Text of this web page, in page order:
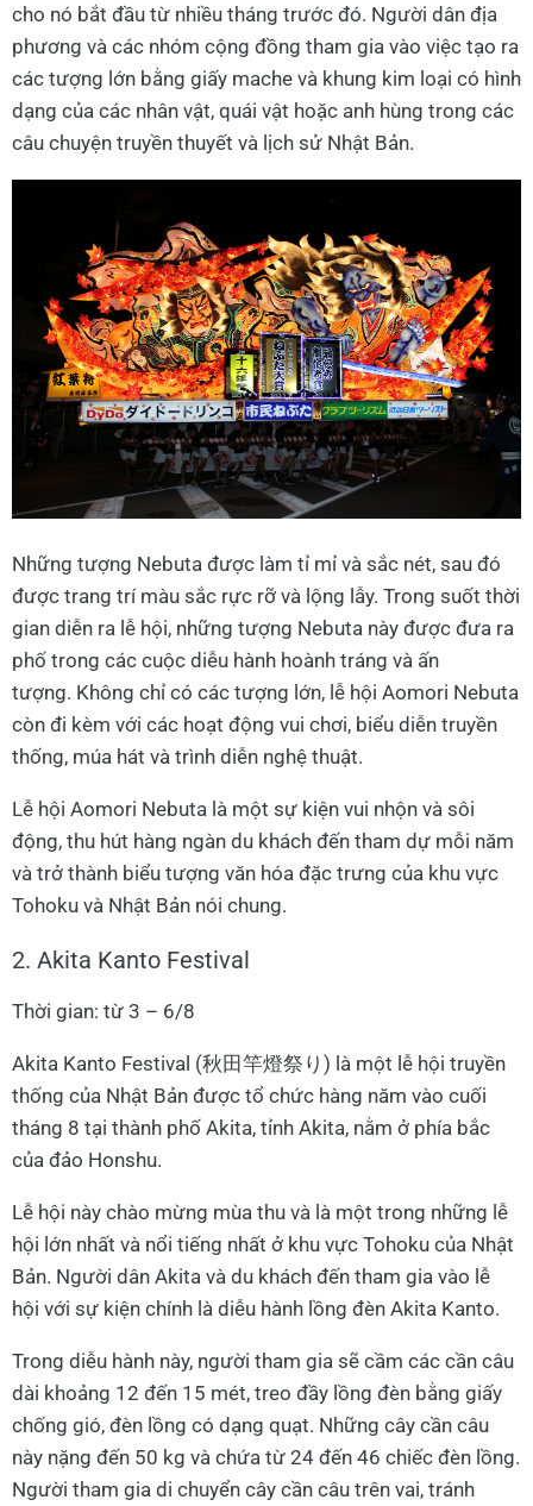
cho nó bắt đầu từ nhiều tháng trước đó. Người dân địa
phương và các nhóm cộng đồng tham gia vào việc tạo ra
các tượng lớn bằng giấy mache và khung kim loại có hình
dạng của các nhân vật, quái vật hoặc anh hùng trong các
câu chuyện truyền thuyết và lịch sử Nhật Bản.
Những tượng Nebuta được làm tỉ mỉ và sắc nét, sau đó
được trang trí màu sắc rực rỡ và lộng lẫy. Trong suốt thời
gian diễn ra lễ hội, những tượng Nebuta này được đưa ra
phố trong các cuộc diễu hành hoành tráng và ấn
tượng. Không chỉ có các tượng lớn, lễ hội Aomori Nebuta
còn đi kèm với các hoạt động vui chơi, biểu diễn truyền
thống, múa hát và trình diễn nghệ thuật.
Lễ hội Aomori Nebuta là một sự kiện vui nhộn và sôi
động, thu hút hàng ngàn du khách đến tham dự mỗi năm
và trở thành biểu tượng văn hóa đặc trưng của khu vực
Tohoku và Nhật Bản nói chung.
2. Akita Kanto Festival
Thời gian: từ 3 – 6/8
Akita Kanto Festival (秋田竿燈祭り) là một lễ hội truyền
thống của Nhật Bản được tổ chức hàng năm vào cuối
tháng 8 tại thành phố Akita, tỉnh Akita, nằm ở phía bắc
của đảo Honshu.
Lễ hội này chào mừng mùa thu và là một trong những lễ
hội lớn nhất và nổi tiếng nhất ở khu vực Tohoku của Nhật
Bản. Người dân Akita và du khách đến tham gia vào lễ
hội với sự kiện chính là diễu hành lồng đèn Akita Kanto.
Trong diễu hành này, người tham gia sẽ cầm các cần câu
dài khoảng 12 đến 15 mét, treo đầy lồng đèn bằng giấy
chống gió, đèn lồng có dạng quạt. Những cây cần câu
này nặng đến 50 kg và chứa từ 24 đến 46 chiếc đèn lồng.
Người tham gia di chuyển cây cần câu trên vai, tránh